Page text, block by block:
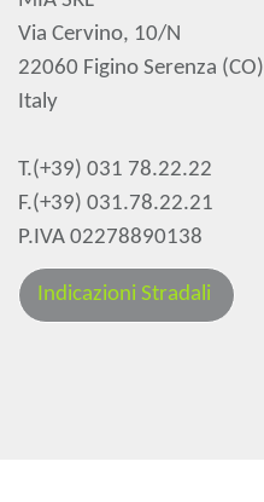
Via Cervino, 10/N
22060 Figino Serenza (CO)
Italy
T.(+39) 031 78.22.22
F.(+39) 031.78.22.21
P.IVA 02278890138
Indicazioni Stradali